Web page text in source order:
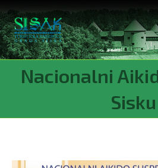
Nacionalni
Sisku